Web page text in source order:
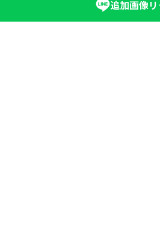
追加画像